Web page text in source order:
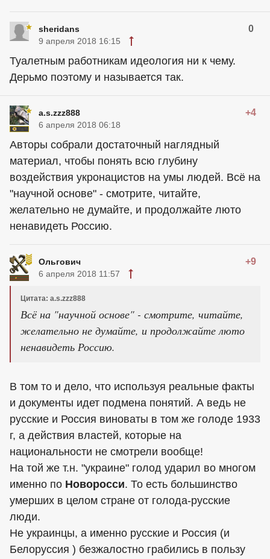
sheridans 0
9 апреля 2018 16:15
Туалетным работникам идеология ни к чему.
Дерьмо поэтому и называется так.
a.s.zzz888 +4
6 апреля 2018 06:18
Авторы собрали достаточный наглядный
материал, чтобы понять всю глубину
воздействия укронацистов на умы людей. Всё на
"научной основе" - смотрите, читайте,
желательно не думайте, и продолжайте люто
ненавидеть Россию.
Ольгович +9
6 апреля 2018 11:57
Цитата: a.s.zzz888
Всё на "научной основе" - смотрите, читайте,
желательно не думайте, и продолжайте люто
ненавидеть Россию.
В том то и дело, что используя реальные факты
и документы идет подмена понятий. А ведь не
русские и Россия виноваты в том же голоде 1933
г, а действия властей, которые на
национальности не смотрели вообще!
На той же т.н. "украине" голод ударил во многом
именно по Новоросси. То есть большинство
умерших в целом стране от голода-русские
люди.
Не украинцы, а именно русские и Россия (и
Белоруссия ) безжалостно грабились в пользу